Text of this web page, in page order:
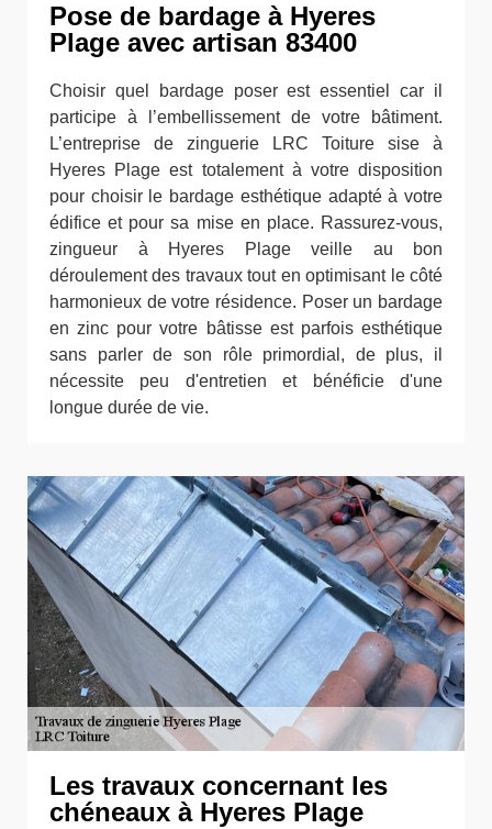
Pose de bardage à Hyeres
Plage avec artisan 83400
Choisir quel bardage poser est essentiel car il
participe à l’embellissement de votre bâtiment.
L’entreprise de zinguerie LRC Toiture sise à
Hyeres Plage est totalement à votre disposition
pour choisir le bardage esthétique adapté à votre
édifice et pour sa mise en place. Rassurez-vous,
zingueur à Hyeres Plage veille au bon
déroulement des travaux tout en optimisant le côté
harmonieux de votre résidence. Poser un bardage
en zinc pour votre bâtisse est parfois esthétique
sans parler de son rôle primordial, de plus, il
nécessite peu d'entretien et bénéficie d'une
longue durée de vie.
Les travaux concernant les
chéneaux à Hyeres Plage